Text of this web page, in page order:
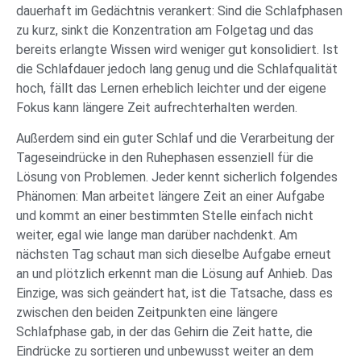
dauerhaft im Gedächtnis verankert: Sind die Schlafphasen
zu kurz, sinkt die Konzentration am Folgetag und das
bereits erlangte Wissen wird weniger gut konsolidiert. Ist
die Schlafdauer jedoch lang genug und die Schlafqualität
hoch, fällt das Lernen erheblich leichter und der eigene
Fokus kann längere Zeit aufrechterhalten werden.
Außerdem sind ein guter Schlaf und die Verarbeitung der
Tageseindrücke in den Ruhephasen essenziell für die
Lösung von Problemen. Jeder kennt sicherlich folgendes
Phänomen: Man arbeitet längere Zeit an einer Aufgabe
und kommt an einer bestimmten Stelle einfach nicht
weiter, egal wie lange man darüber nachdenkt. Am
nächsten Tag schaut man sich dieselbe Aufgabe erneut
an und plötzlich erkennt man die Lösung auf Anhieb. Das
Einzige, was sich geändert hat, ist die Tatsache, dass es
zwischen den beiden Zeitpunkten eine längere
Schlafphase gab, in der das Gehirn die Zeit hatte, die
Eindrücke zu sortieren und unbewusst weiter an dem